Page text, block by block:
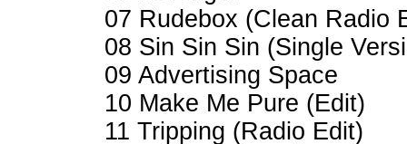
07 Rudebox (Clean Radio
08 Sin Sin Sin (Single
09 Advertising Space
10 Make Me Pure (Edit)
11 Tripping (Radio Edit)